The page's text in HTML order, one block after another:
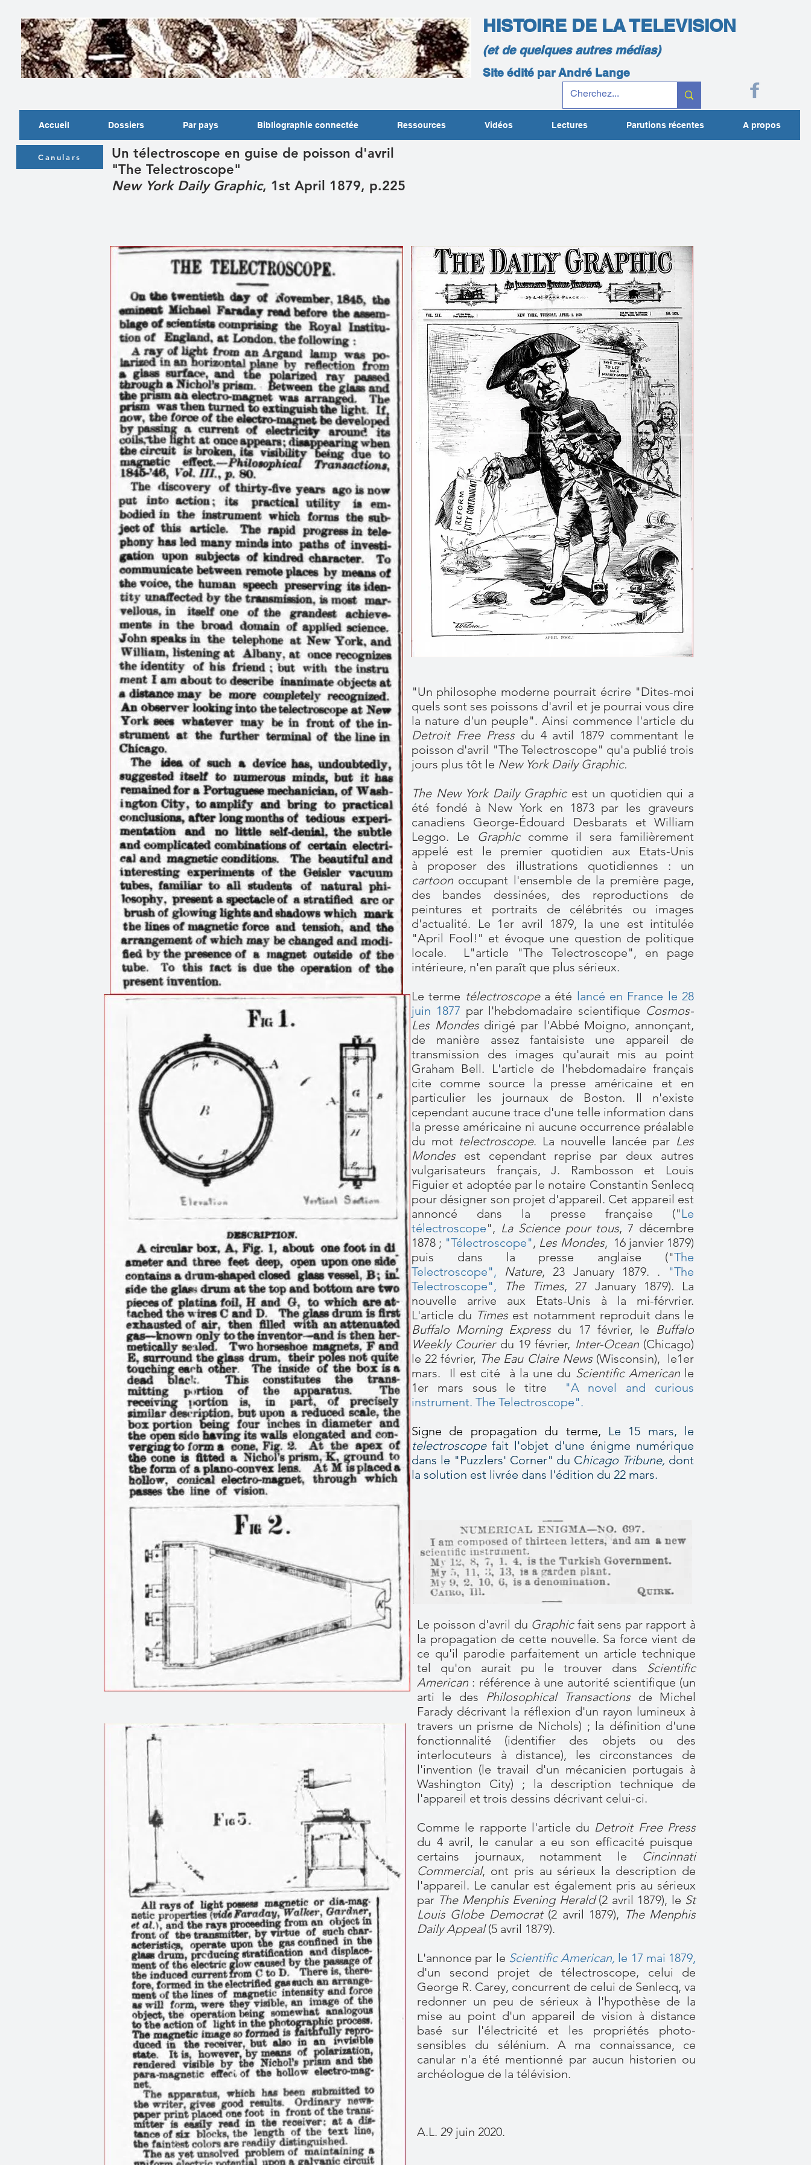
HISTOIRE DE LA TELEVISION
(et de quelques autres médias)
Site édité par André Lange
Accueil Dossiers Par pays Bibliographie connectée Ressources Vidéos Lectures Parutions récentes A propos
Canulars
Un télectroscope en guise de poisson d'avril
"The Telectroscope"
New York Daily Graphic, 1st April 1879, p.225
"Un philosophe moderne pourrait écrire "Dites-moi
quels sont ses poissons d'avril et je pourrai vous dire
la nature d'un peuple". Ainsi commence l'article du
Detroit Free Pressdu 4 avtil 1879 commentant le
poisson d'avril "The Telectroscope" qu'a publié trois
jours plus tôt le New York Daily Graphic.
The New York Daily Graphic est un quotidien qui a
été fondé à New York en 1873 par les graveurs
canadiens George-Édouard Desbarats et William
Leggo. Le Graphiccomme il sera familièrement
appelé est le premier quotidien aux Etats-Unis
à proposer des illustrations quotidiennes : un
cartoon occupant l'ensemble de la première page,
des bandes dessinées, des reproductions de
peintures et portraits de célébrités ou images
d'actualité. Le 1er avril 1879, la une est intitulée
"April Fool!" et évoque une question de politique
locale. L"article "The Telectroscope", en page
intérieure, n'en paraît que plus sérieux.
Le terme télectroscope a été lancé en France le 28
juin 1877 par l'hebdomadaire scientifique Cosmos-
Les Mondes dirigé par l'Abbé Moigno, annonçant,
de manière assez fantaisiste une appareil de
transmission des images qu'aurait mis au point
Graham Bell. L'article de l'hebdomadaire français
cite comme source la presse américaine et en
particulier les journaux de Boston. Il n'existe
cependant aucune trace d'une telle information dans
la presse américaine ni aucune occurrence préalable
du mot telectroscope. La nouvelle lancée par Les
Mondes est cependant reprise par deux autres
vulgarisateurs français, J. Rambosson et Louis
Figuier et adoptée par le notaire Constantin Senlecq
pour désigner son projet d'appareil. Cet appareil est
annoncé dans la presse française ("Le
télectroscope", La Science pour tous, 7 décembre
1878 ; "Télectroscope", Les Mondes, 16 janvier 1879)
puis dans la presse anglaise ("The
Telectroscope", Nature, 23 January 1879. .
"The
Telectroscope", The Times, 27 January 1879). La
nouvelle arrive aux Etats-Unis à la mi-férvrier.
L'article du Times est notamment reproduit dans le
Buffalo Morning Express du 17 février, le Buffalo
Weekly Courierdu 19 février, Inter-Ocean(Chicago)
le 22 février, The Eau Claire News(Wisconsin), le1er
mars. Il est cité à la une du Scientific Americanle
1er mars sous le titre
"A novel and curious
instrument. The Telectroscope".
Signe de propagation du terme,
Le 15 mars, le
telectroscopefait l'objet d'une énigme numérique
dans le "Puzzlers' Corner" du Chicago Tribune, dont
la solution est livrée dans l'édition du 22 mars.
Le poisson d'avril du Graphicfait sens par rapport à
la propagation de cette nouvelle. Sa force vient de
ce qu'il parodie parfaitement un article technique
tel qu'on aurait pu le trouver dans Scientific
American : référence à une autorité scientifique (un
arti le des Philosophical Transactions de Michel
Farady décrivant la réflexion d'un rayon lumineux à
travers un prisme de Nichols) ; la définition d'une
fonctionnalité (identifier des objets ou des
interlocuteurs à distance), les circonstances de
l'invention (le travail d'un mécanicien portugais à
Washington City) ; la description technique de
l'appareil et trois dessins décrivant celui-ci.
Comme le rapporte l'article du Detroit Free Press
du 4 avril, le canular a eu son efficacité puisque
certains journaux, notamment le Cincinnati
Commercial, ont pris au sérieux la description de
l'appareil. Le canular est également pris au sérieux
par The Menphis Evening Herald(2 avril 1879), le St
Louis Globe Democrat (2 avril 1879), The Menphis
Daily Appeal(5 avril 1879).
L'annonce par le Scientific American, le 17 mai 1879,
d'un second projet de télectroscope, celui de
George R. Carey, concurrent de celui de Senlecq, va
redonner un peu de sérieux à l'hypothèse de la
mise au point d'un appareil de vision à distance
basé sur l'électricité et les propriétés photo-
sensibles du sélénium. A ma connaissance, ce
canular n'a été mentionné par aucun historien ou
archéologue de la télévision.
A.L. 29 juin 2020.